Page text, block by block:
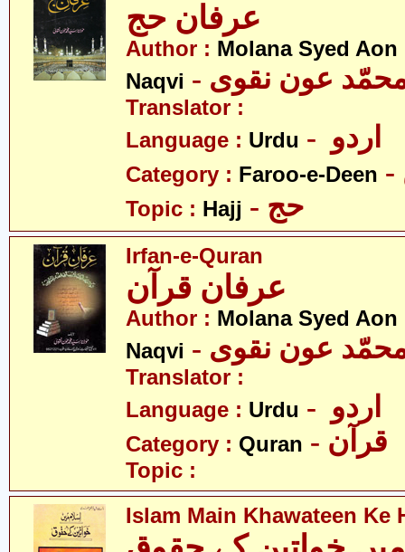
Author : Molana Syed Aon
Naqvi
محمّد عون نقوی
Translator :
Language : Urdu
Category : Faroo-e-Deen
Topic : Hajj - حج
Irfan-e-Quran
عرفان قرآن
Author : Molana Syed Aon
Naqvi
محمّد عون نقوی
Translator :
Language : Urdu
Category : Quran - قرآن
Topic :
Islam Main Khawateen Ke